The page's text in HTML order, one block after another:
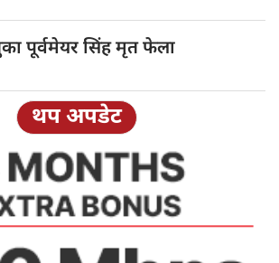
पूर्वमेयरसिंह मृत फेला
थप अपडेट